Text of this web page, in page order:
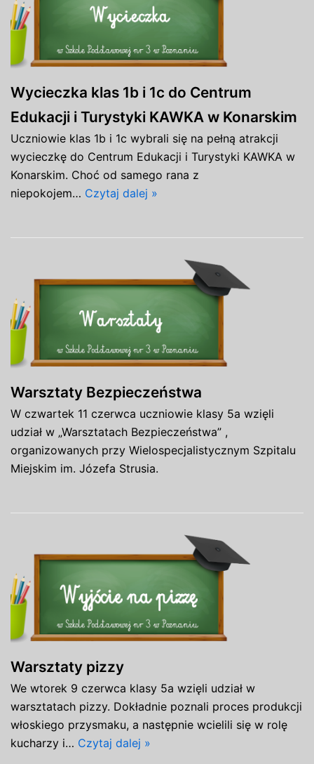
Wycieczka klas 1b i 1c do Centrum
Edukacji i Turystyki KAWKA w Konarskim
Uczniowie klas 1b i 1c wybrali się na pełną atrakcji
wycieczkę do Centrum Edukacji i Turystyki KAWKA w
Konarskim. Choć od samego rana z
niepokojem… Czytaj dalej »
Warsztaty Bezpieczeństwa
W czwartek 11 czerwca uczniowie klasy 5a wzięli
udział w „Warsztatach Bezpieczeństwa” ,
organizowanych przy Wielospecjalistycznym Szpitalu
Miejskim im. Józefa Strusia.
Warsztaty pizzy
We wtorek 9 czerwca klasy 5a wzięli udział w
warsztatach pizzy. Dokładnie poznali proces produkcji
włoskiego przysmaku, a następnie wcielili się w rolę
kucharzy i… Czytaj dalej »